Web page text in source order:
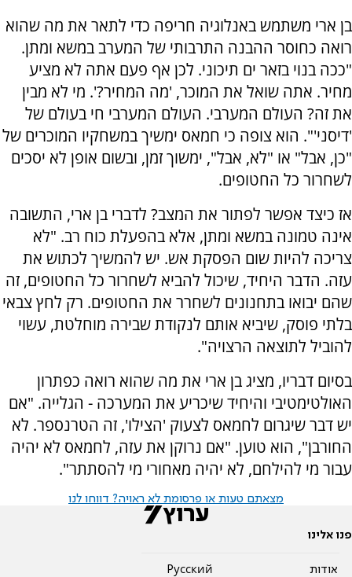
בן ארי משתמש באנלוגיה חריפה כדי לתאר את מה שהוא
רואה כחוסר ההבנה התרבותי של המערב במשא ומתן.
"ככה בנוי בזאר ים תיכוני. לכן אף פעם אתה לא מציע
מחיר. אתה שואל את המוכר, 'מה המחיר?'. מי לא מבין
את זה? העולם המערבי. העולם המערבי חי בעולם של
'דיסני'". הוא צופה כי חמאס ימשיך במשחקיו המוכרים של
"כן, אבל" או "לא, אבל", ימשוך זמן, ובשום אופן לא יסכים
לשחרור כל החטופים.
אז כיצד אפשר לפתור את המצב? לדברי בן ארי, התשובה
אינה טמונה במשא ומתן, אלא בהפעלת כוח רב. "לא
צריכה להיות שום הפסקת אש. יש להמשיך לכתוש את
עזה. הדבר היחיד, שיכול להביא לשחרור כל החטופים, זה
שהם יבואו בתחנונים לשחרר את החטופים. רק לחץ צבאי
בלתי פוסק, שיביא אותם לנקודת שבירה מוחלטת, עשוי
להוביל לתוצאה הרצויה".
בסיום דבריו, מציג בן ארי את מה שהוא רואה כפתרון
האולטימטיבי והיחיד שיכריע את המערכה - הגלייה. "אם
יש דבר שיגרום לחמאס לצעוק 'הצילו', זה הטרנספר. לא
החורבן", הוא טוען. "אם נרוקן את עזה, לחמאס לא יהיה
עבור מי להילחם, לא יהיה מאחורי מי להסתתר".
מצאתם טעות או פרסומת לא ראויה? דווחו לנו
פנו אלינו
אודות
Pусский